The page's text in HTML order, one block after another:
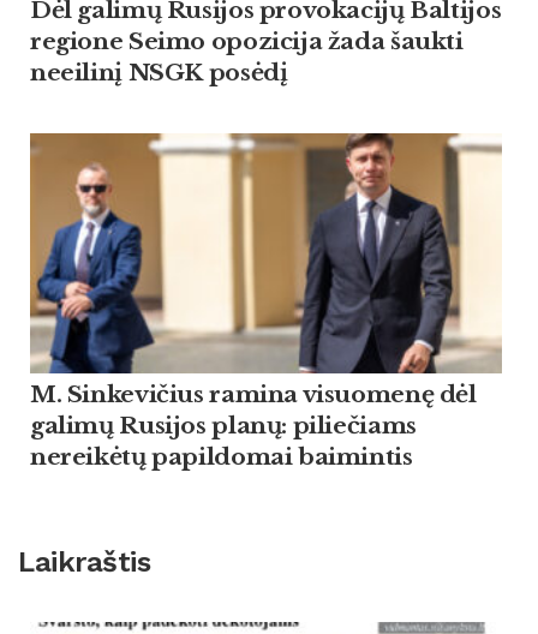
Dėl galimų Rusijos provokacijų Baltijos
regione Seimo opozicija žada šaukti
neeilinį NSGK posėdį
M. Sinkevičius ramina visuomenę dėl
galimų Rusijos planų: piliečiams
nereikėtų papildomai baimintis
Laikraštis